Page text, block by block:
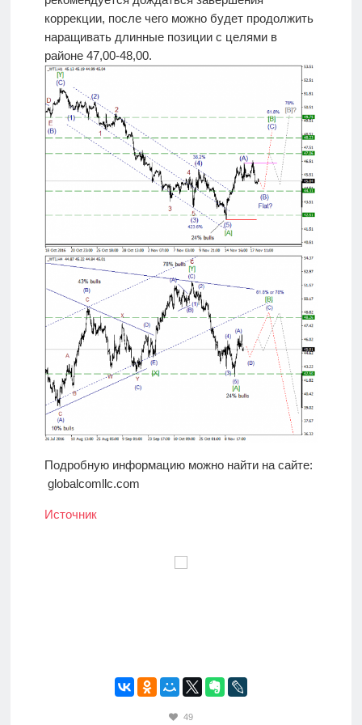
коррекции, после чего можно будет продолжить
наращивать длинные позиции с целями в
районе 47,00-48,00.
Подробную информацию можно найти на сайте:
globalcomllc.com
Источник
49